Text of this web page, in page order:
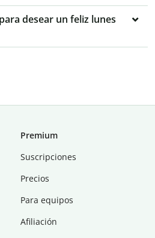
desear un feliz lunes
Premium
Suscripciones
Precios
Para equipos
Afiliación